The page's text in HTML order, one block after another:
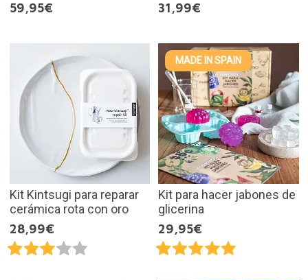
59,95€
31,99€
Kit Kintsugi para reparar
cerámica rota con oro
28,99€
MADE IN SPAIN
Kit para hacer jabones de
glicerina
29,95€